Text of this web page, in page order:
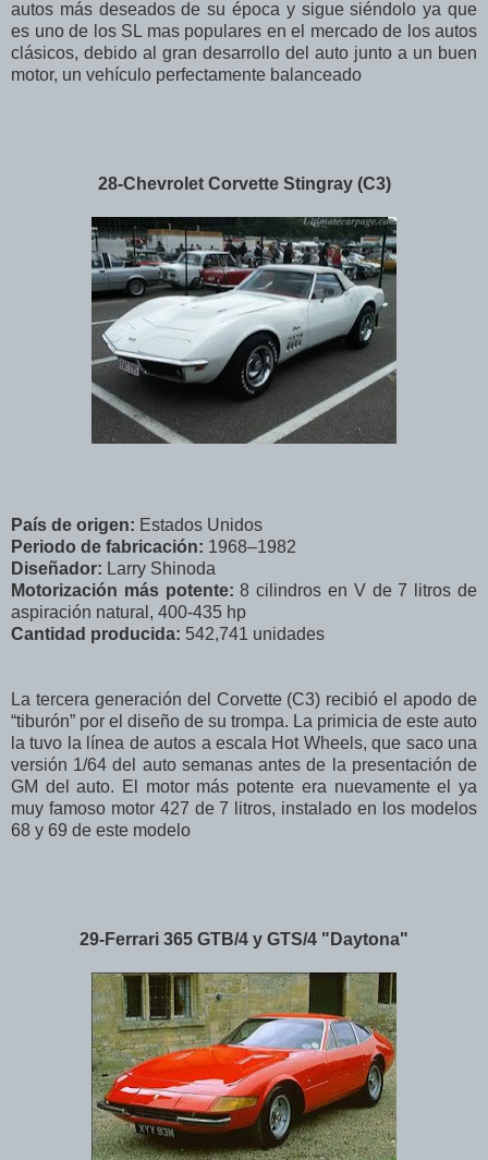
autos más deseados de su época y sigue siéndolo ya que
es uno de los SL mas populares en el mercado de los autos
clásicos, debido al gran desarrollo del auto junto a un buen
motor, un vehículo perfectamente balanceado
28-Chevrolet Corvette Stingray (C3)
País de origen: Estados Unidos
Periodo de fabricación: 1968–1982
Diseñador: Larry Shinoda
Motorización más potente: 8 cilindros en V de 7 litros de
aspiración natural, 400-435 hp
Cantidad producida: 542,741 unidades
La tercera generación del Corvette (C3) recibió el apodo de
“tiburón” por el diseño de su trompa. La primicia de este auto
la tuvo la línea de autos a escala Hot Wheels, que saco una
versión 1/64 del auto semanas antes de la presentación de
GM del auto. El motor más potente era nuevamente el ya
muy famoso motor 427 de 7 litros, instalado en los modelos
68 y 69 de este modelo
29-Ferrari 365 GTB/4 y GTS/4 "Daytona"